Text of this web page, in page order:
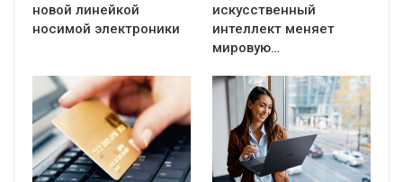
новой линейкой
носимой электроники
искусственный
интеллект меняет
мировую…